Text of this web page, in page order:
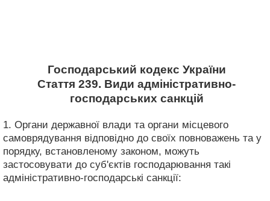
Господарський кодекс України
Стаття 239. Види адміністративно-
господарських санкцій
1. Органи державної влади та органи місцевого
самоврядування відповідно до своїх повноважень та у
порядку, встановленому законом, можуть
застосовувати до суб'єктів господарювання такі
адміністративно-господарські санкції: